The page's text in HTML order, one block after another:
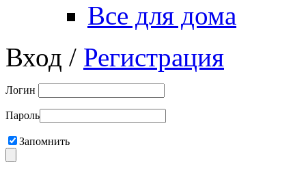
Все для дома
Вход / Регистрация
Логин
Пароль
Запомнить